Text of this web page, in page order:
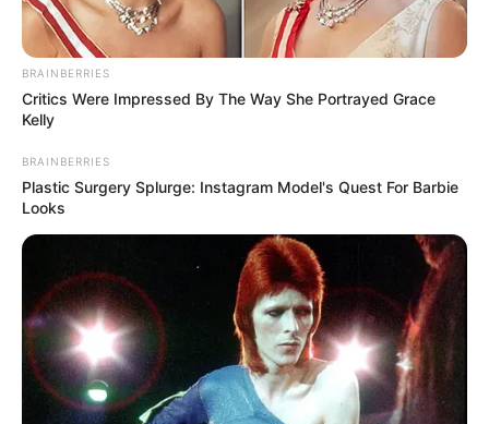
BRAINBERRIES
Critics Were Impressed By The Way She Portrayed Grace
Kelly
BRAINBERRIES
Plastic Surgery Splurge: Instagram Model's Quest For Barbie
Looks